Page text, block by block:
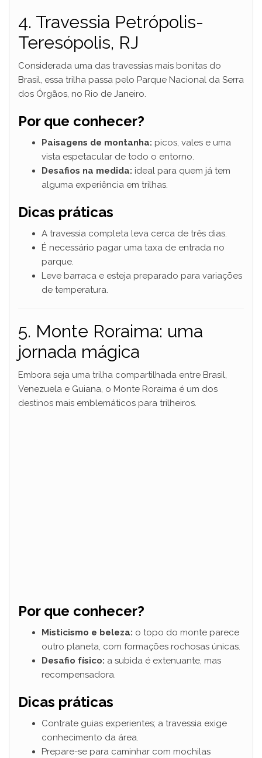
4. Travessia Petrópolis-
Teresópolis, RJ
Considerada uma das travessias mais bonitas do
Brasil, essa trilha passa pelo Parque Nacional da Serra
dos Órgãos, no Rio de Janeiro.
Por que conhecer?
Paisagens de montanha: picos, vales e uma
vista espetacular de todo o entorno.
Desafios na medida: ideal para quem já tem
alguma experiência em trilhas.
Dicas práticas
A travessia completa leva cerca de três dias.
É necessário pagar uma taxa de entrada no
parque.
Leve barraca e esteja preparado para variações
de temperatura.
5. Monte Roraima: uma
jornada mágica
Embora seja uma trilha compartilhada entre Brasil,
Venezuela e Guiana, o Monte Roraima é um dos
destinos mais emblemáticos para trilheiros.
Por que conhecer?
Misticismo e beleza: o topo do monte parece
outro planeta, com formações rochosas únicas.
Desafio físico: a subida é extenuante, mas
recompensadora.
Dicas práticas
Contrate guias experientes; a travessia exige
conhecimento da área.
Prepare-se para caminhar com mochilas